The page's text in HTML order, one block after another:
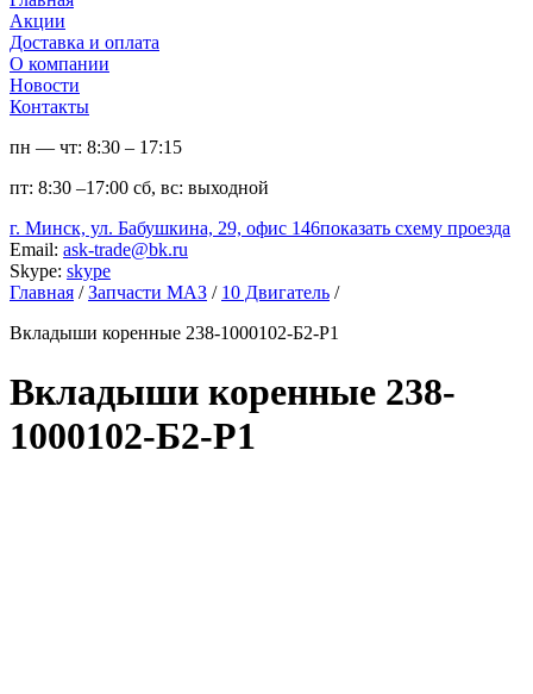
Акции
Доставка и оплата
О компании
Новости
Контакты
пн — чт: 8:30 – 17:15
пт: 8:30 –17:00 сб, вс: выходной
г. Минск, ул. Бабушкина, 29, офис 146показать схему проезда
Email: ask-trade@bk.ru
Skype: skype
Главная / Запчасти МАЗ / 10 Двигатель /
Вкладыши коренные 238-1000102-Б2-Р1
Вкладыши коренные 238-
1000102-Б2-Р1